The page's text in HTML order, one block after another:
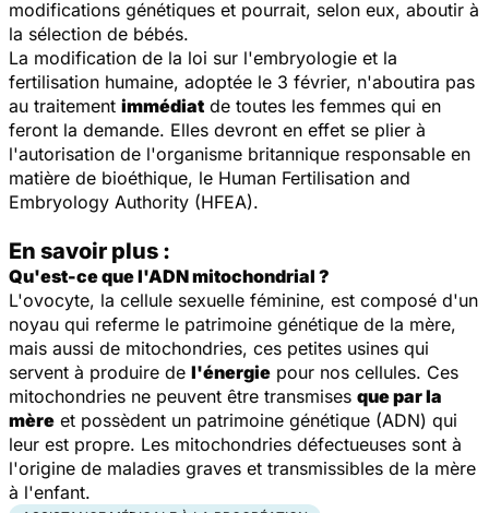
modifications génétiques et pourrait, selon eux, aboutir à
la sélection de bébés.
La modification de la loi sur l'embryologie et la
fertilisation humaine, adoptée le 3 février, n'aboutira pas
au traitement immédiat de toutes les femmes qui en
feront la demande. Elles devront en effet se plier à
l'autorisation de l'organisme britannique responsable en
matière de bioéthique, le Human Fertilisation and
Embryology Authority (HFEA).
En savoir plus :
Qu'est-ce que l'ADN mitochondrial ?
L'ovocyte, la cellule sexuelle féminine, est composé d'un
noyau qui referme le patrimoine génétique de la mère,
mais aussi de mitochondries, ces petites usines qui
servent à produire de l'énergie pour nos cellules. Ces
mitochondries ne peuvent être transmises que par la
mère et possèdent un patrimoine génétique (ADN) qui
leur est propre. Les mitochondries défectueuses sont à
l'origine de maladies graves et transmissibles de la mère
à l'enfant.